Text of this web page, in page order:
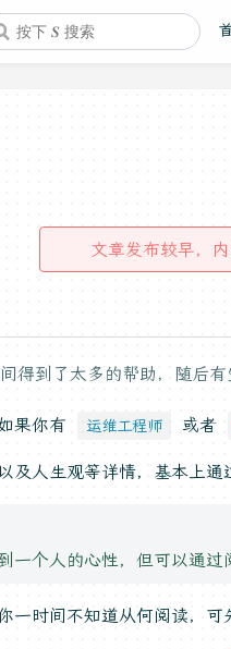
文章发布较早，
得到了太多的帮助，随后
果你有 运维工程师 或者
及人生观等详情，基本上
一个人的心性，但可以通过
一时间不知道从何阅读，可